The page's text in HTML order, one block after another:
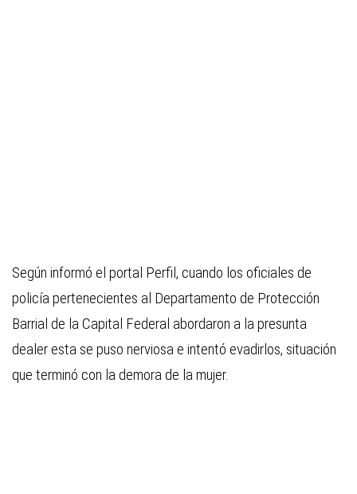
Según informó el portal Perfil, cuando los oficiales de
policía pertenecientes al Departamento de Protección
Barrial de la Capital Federal abordaron a la presunta
dealer esta se puso nerviosa e intentó evadirlos, situación
que terminó con la demora de la mujer.